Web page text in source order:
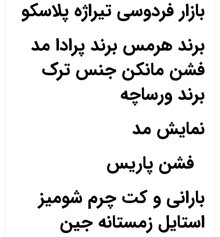
بازار فردوسی تیراژه پلاسکو
برند هرمس برند پرادا مد
فشن مانکن جنس ترک
برند ورساچه
نمایش مد
فشن پاریس
بارانی و کت چرم شومیز
استایل زمستانه جین